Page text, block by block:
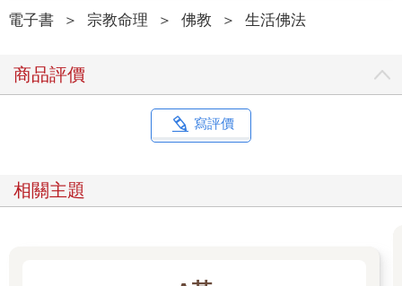
電子書 ＞ 宗教命理 ＞ 佛教 ＞ 生活佛法
商品評價
寫評價
相關主題